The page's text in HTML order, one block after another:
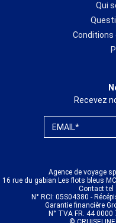
Qui
Conditions
Recevez
EMAIL*
Agence de voyage
16 rue du gabian Les flots bleus
Contact tel
N° RCI: 05S04380 -
Garantie financière
N° TVA FR. 44 0000